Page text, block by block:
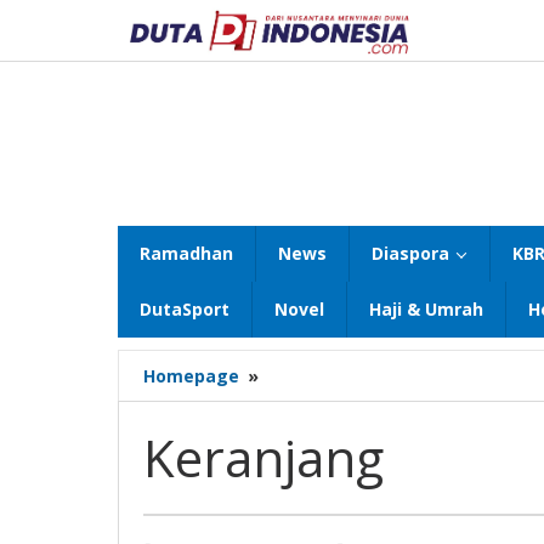
konten
Ramadhan News Diaspora
DutaSport Novel Haji & Umrah
Homepage »
Keranjang